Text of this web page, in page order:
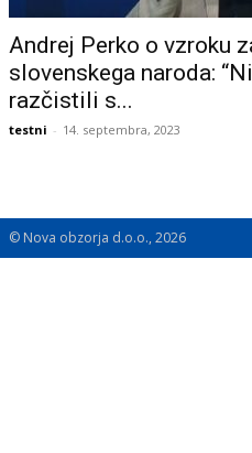
Andrej Perko o vzroku
slovenskega naroda:
razčistili s...
testni - 14. septembra, 2023
© Nova obzorja d.o.o., 2026